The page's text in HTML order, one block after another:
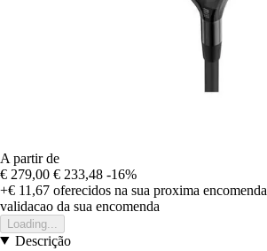
A partir de
€ 279,00 € 233,48 -16%
+€ 11,67 oferecidos na sua proxima encomenda
validacao da sua encomenda
Loading...
Descrição